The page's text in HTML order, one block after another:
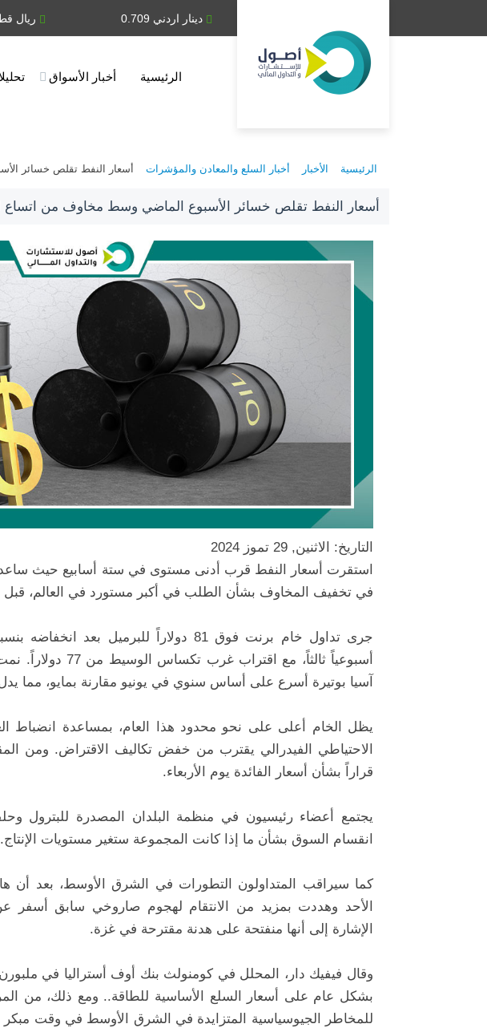
دينار اردني 0.709 ريال قطري 3.641
الرئيسية أخبار الأسواق
الرئيسية الأخبار أخبار السلع والمعادن والمؤشرات أسعار النفط تقلص خسائر
أسعار النفط تقلص خسائر الأسبوع الماضي وسط مخاوف من
التاريخ: الاثنين, 29 تموز 2024
استقرت أسعار النفط قرب أدنى مستوى في ستة أسابيع حيث ساعدت
في تخفيف المخاوف بشأن الطلب في أكبر مستورد في العالم، قبل
أسبوعياً ثالثاً، مع
آسيا بوتيرة أسرع على أساس سنوي في يونيو مقارنة بمايو، مما
يظل الخام أعلى على نحو محدود هذا العام، بمساعدة انضباط
الاحتياطي الفيدرالي يقترب من خفض تكاليف الاقتراض. ومن
قراراً بشأن أسعار الفائدة يوم الأربعاء.
يجتمع أعضاء رئيسيون في منظمة البلدان المصدرة للبترول
انقسام السوق بشأن ما إذا كانت المجموعة ستغير مستويات الإنتاج.
كما سيراقب المتداولون التطورات في الشرق الأوسط، بعد أن
الإشارة إلى أنها منفتحة على هدنة مقترحة في غزة.
وقال فيفيك دار، المحلل في كومنولث بنك أوف أستراليا في
بشكل عام على أسعار السلع الأساسية للطاقة.. ومع ذلك، من
للمخاطر الجيوسياسية المتزايدة في الشرق الأوسط في وقت مبكر